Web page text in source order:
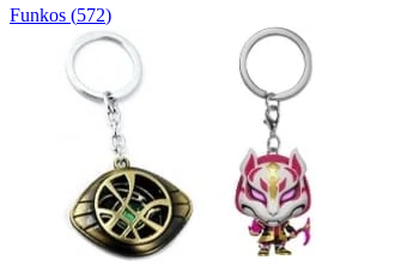
Funkos (572)